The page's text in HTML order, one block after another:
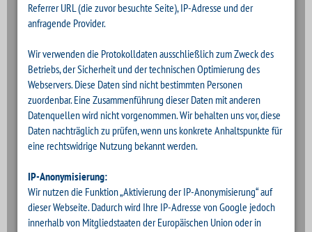
Referrer URL (die zuvor besuchte Seite), IP-Adresse und der
anfragende Provider.
Wir verwenden die Protokolldaten ausschließlich zum Zweck des
Betriebs, der Sicherheit und der technischen Optimierung des
Webservers. Diese Daten sind nicht bestimmten Personen
zuordenbar. Eine Zusammenführung dieser Daten mit anderen
Datenquellen wird nicht vorgenommen. Wir behalten uns vor, diese
Daten nachträglich zu prüfen, wenn uns konkrete Anhaltspunkte für
eine rechtswidrige Nutzung bekannt werden.
IP-Anonymisierung:
Wir nutzen die Funktion „Aktivierung der IP-Anonymisierung“ auf
dieser Webseite. Dadurch wird Ihre IP-Adresse von Google jedoch
innerhalb von Mitgliedstaaten der Europäischen Union oder in